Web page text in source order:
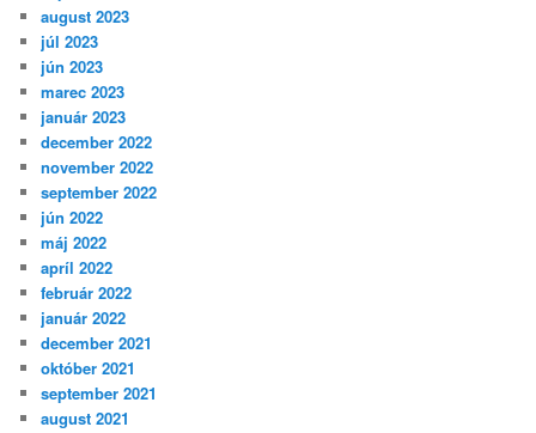
august 2023
júl 2023
jún 2023
marec 2023
január 2023
december 2022
november 2022
september 2022
jún 2022
máj 2022
apríl 2022
február 2022
január 2022
december 2021
október 2021
september 2021
august 2021